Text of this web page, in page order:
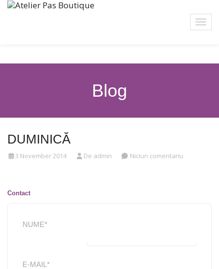
Blog
DUMINICĂ
3 November 2014 De admin Niciun comentariu
Contact
NUME*
E-MAIL*